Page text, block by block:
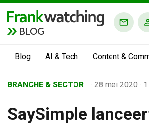
BLOG
Blog AI & Tech Content &
Business Channel
BRANCHE & SECTOR · 28 mei 2020 ·
SaySimple